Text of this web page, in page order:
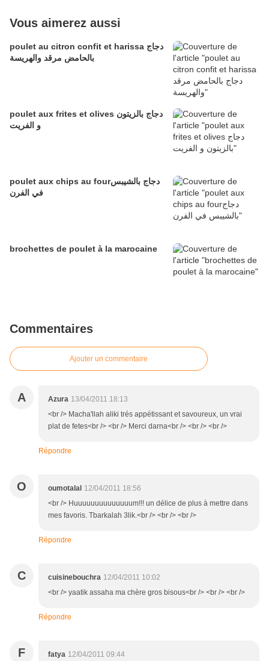
Vous aimerez aussi
poulet au citron confit et harissa دجاج
بالحامض مرقد والهريسة
poulet aux frites et olives دجاج بالزيتون
و الفريت
poulet aux chips au fourدجاج بالشيبس
في الفرن
brochettes de poulet à la marocaine
Commentaires
Ajouter un commentaire
A Azura 13/04/2011 18:13
<br /> Macha'llah aliki trés appétissant et savoureux, un vrai
plat de fetes<br /> <br /> Merci darna<br /> <br /> <br />
Répondre
O oumotalal 12/04/2011 18:56
<br /> Huuuuuuuuuuuuuum!!! un délice de plus à mettre dans
mes favoris. Tbarkalah 3lik.<br /> <br /> <br />
Répondre
C cuisinebouchra 12/04/2011 10:02
<br /> yaatik assaha ma chère gros bisous<br /> <br /> <br />
Répondre
F fatya 12/04/2011 09:44